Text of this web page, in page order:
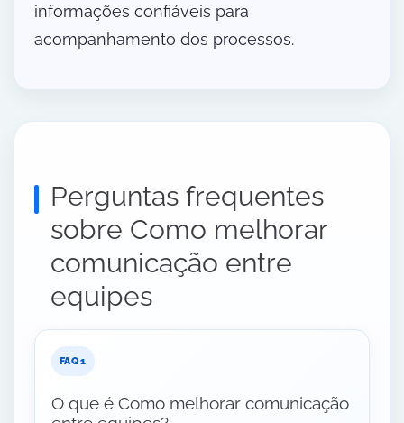
informações confiáveis para
acompanhamento dos processos.
Perguntas frequentes
sobre Como melhorar
comunicação entre
equipes
O que é Como melhorar comunicação